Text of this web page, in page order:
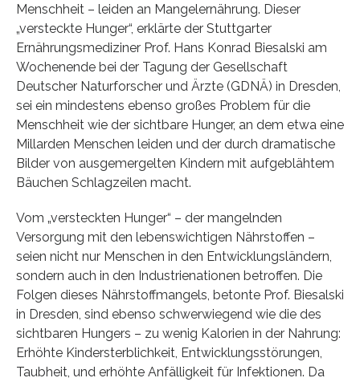
Menschheit – leiden an Mangelernährung. Dieser
„versteckte Hunger“, erklärte der Stuttgarter
Ernährungsmediziner Prof. Hans Konrad Biesalski am
Wochenende bei der Tagung der Gesellschaft
Deutscher Naturforscher und Ärzte (GDNÄ) in Dresden,
sei ein mindestens ebenso großes Problem für die
Menschheit wie der sichtbare Hunger, an dem etwa eine
Millarden Menschen leiden und der durch dramatische
Bilder von ausgemergelten Kindern mit aufgeblähtem
Bäuchen Schlagzeilen macht.
Vom „versteckten Hunger“ – der mangelnden
Versorgung mit den lebenswichtigen Nährstoffen –
seien nicht nur Menschen in den Entwicklungsländern,
sondern auch in den Industrienationen betroffen. Die
Folgen dieses Nährstoffmangels, betonte Prof. Biesalski
in Dresden, sind ebenso schwerwiegend wie die des
sichtbaren Hungers – zu wenig Kalorien in der Nahrung:
Erhöhte Kindersterblichkeit, Entwicklungsstörungen,
Taubheit, und erhöhte Anfälligkeit für Infektionen. Da